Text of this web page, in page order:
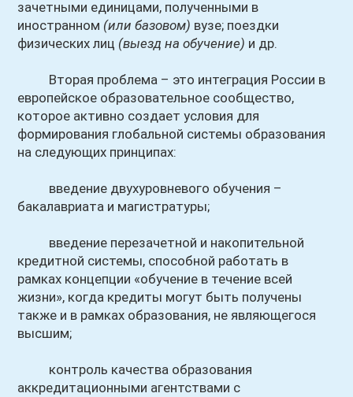
зачетными единицами, полученными в
иностранном (или базовом) вузе; поездки
физических лиц (выезд на обучение) и др.
Вторая проблема – это интеграция России в
европейское образовательное сообщество,
которое активно создает условия для
формирования глобальной системы образования
на следующих принципах:
введение двухуровневого обучения –
бакалавриата и магистратуры;
введение перезачетной и накопительной
кредитной системы, способной работать в
рамках концепции «обучение в течение всей
жизни», когда кредиты могут быть получены
также и в рамках образования, не являющегося
высшим;
контроль качества образования
аккредитационными агентствами с